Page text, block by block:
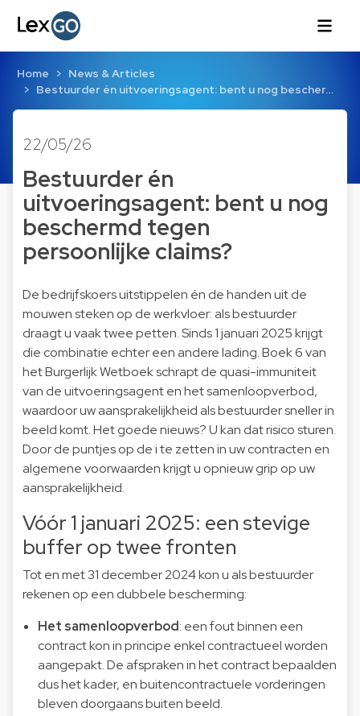
Home
News & Articles
Bestuurder én uitvoeringsagent: bent u nog bescher…
22/05/26
Bestuurder én
uitvoeringsagent: bent u nog
beschermd tegen
persoonlijke claims?
De bedrijfskoers uitstippelen én de handen uit de
mouwen steken op de werkvloer: als bestuurder
draagt u vaak twee petten. Sinds 1 januari 2025 krijgt
die combinatie echter een andere lading. Boek 6 van
het Burgerlijk Wetboek schrapt de quasi-immuniteit
van de uitvoeringsagent en het samenloopverbod,
waardoor uw aansprakelijkheid als bestuurder sneller in
beeld komt. Het goede nieuws? U kan dat risico sturen.
Door de puntjes op de i te zetten in uw contracten en
algemene voorwaarden krijgt u opnieuw grip op uw
aansprakelijkheid.
Vóór 1 januari 2025: een stevige
buffer op twee fronten
Tot en met 31 december 2024 kon u als bestuurder
rekenen op een dubbele bescherming:
Het samenloopverbod: een fout binnen een
contract kon in principe enkel contractueel worden
aangepakt. De afspraken in het contract bepaalden
dus het kader, en buitencontractuele vorderingen
bleven doorgaans buiten beeld.